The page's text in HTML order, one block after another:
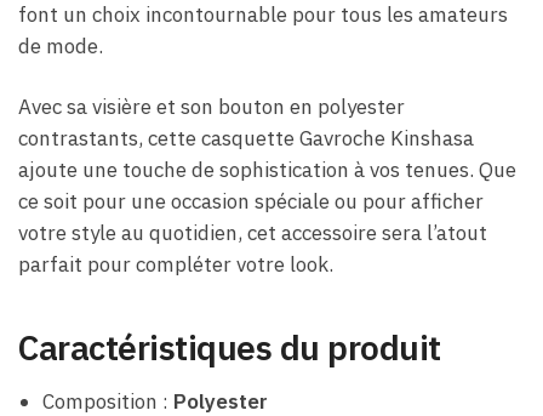
font un choix incontournable pour tous les amateurs
de mode.
Avec sa visière et son bouton en polyester
contrastants, cette casquette Gavroche Kinshasa
ajoute une touche de sophistication à vos tenues. Que
ce soit pour une occasion spéciale ou pour afficher
votre style au quotidien, cet accessoire sera l’atout
parfait pour compléter votre look.
Caractéristiques du produit
Composition : Polyester